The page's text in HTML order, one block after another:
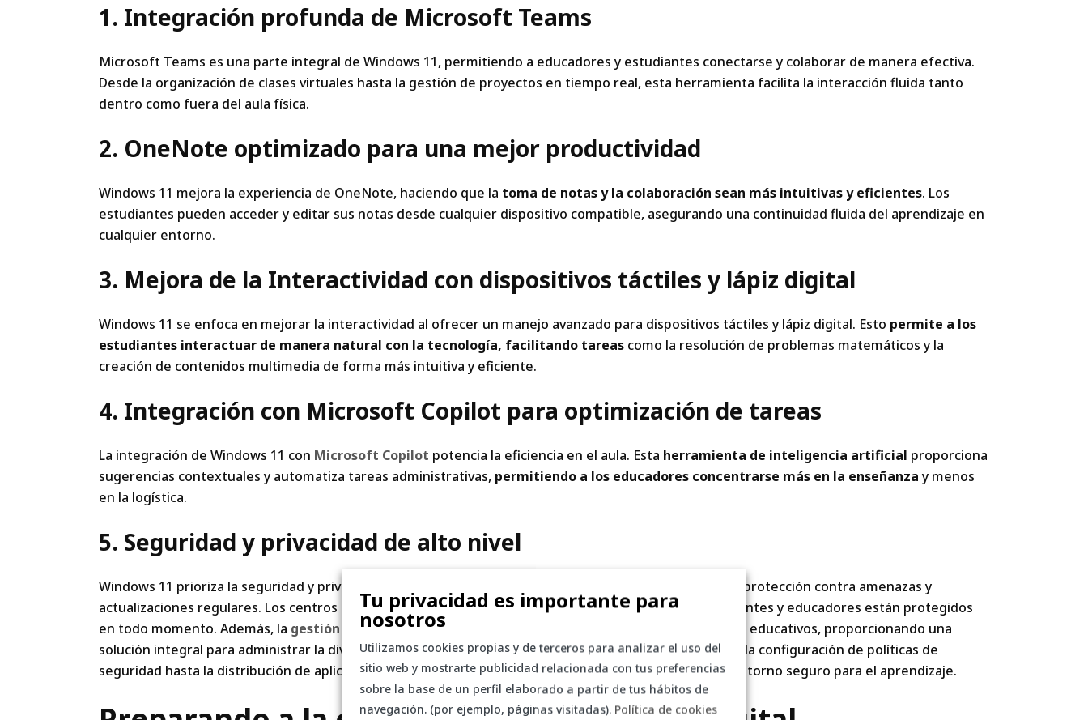
1. Integración profunda de Microsoft Teams
Microsoft Teams es una parte integral de Windows 11, permitiendo a educadores y estudiantes conectarse y colaborar de manera efectiva.
Desde la organización de clases virtuales hasta la gestión de proyectos en tiempo real, esta herramienta facilita la interacción fluida tanto
dentro como fuera del aula física.
2. OneNote optimizado para una mejor productividad
Windows 11 mejora la experiencia de OneNote, haciendo que la toma de notas y la colaboración sean más intuitivas y eficientes. Los
estudiantes pueden acceder y editar sus notas desde cualquier dispositivo compatible, asegurando una continuidad fluida del aprendizaje en
cualquier entorno.
3. Mejora de la Interactividad con dispositivos táctiles y lápiz digital
Windows 11 se enfoca en mejorar la interactividad al ofrecer un manejo avanzado para dispositivos táctiles y lápiz digital. Esto permite a los
estudiantes interactuar de manera natural con la tecnología, facilitando tareas como la resolución de problemas matemáticos y la
creación de contenidos multimedia de forma más intuitiva y eficiente.
4. Integración con Microsoft Copilot para optimización de tareas
La integración de Windows 11 con Microsoft Copilot potencia la eficiencia en el aula. Esta herramienta de inteligencia artificial proporciona
sugerencias contextuales y automatiza tareas administrativas, permitiendo a los educadores concentrarse más en la enseñanza y menos
en la logística.
5. Seguridad y privacidad de alto nivel
Windows 11 prioriza la seguridad y privacidad de los datos educativos con características avanzadas de protección contra amenazas y
actualizaciones regulares. Los centros educativos pueden confiar en que los datos sensibles de estudiantes y educadores están protegidos
en todo momento. Además, la gestión segura de dispositivos con Intune
es fundamental en entornos educativos, proporcionando una
solución integral para administrar la diversidad de dispositivos presentes en las aulas y más allá. Desde la configuración de políticas de
seguridad hasta la distribución de aplicaciones educativas, Intune simplifica la gestión y garantiza un entorno seguro para el aprendizaje.
Tu privacidad es importante para
nosotros
Utilizamos cookies propias y de terceros para analizar el uso del
sitio web y mostrarte publicidad relacionada con tus preferencias
sobre la base de un perfil elaborado a partir de tus hábitos de
navegación. (por ejemplo, páginas visitadas). Política de cookies